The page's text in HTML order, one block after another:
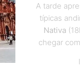
A tarde
típicas
Nativa
chegar